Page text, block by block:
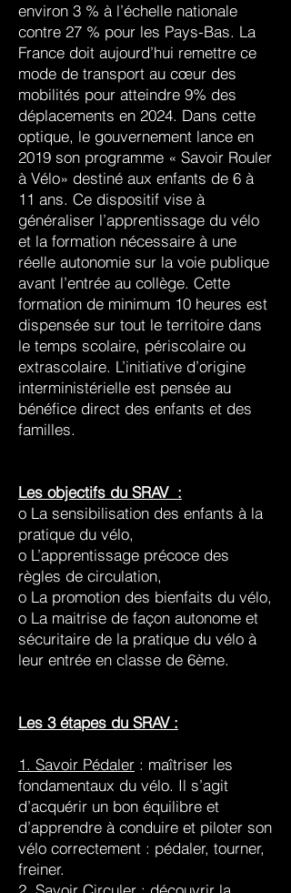
environ 3 % à l’échelle nationale
contre 27 % pour les Pays-Bas. La
France doit aujourd’hui remettre ce
mode de transport au cœur des
mobilités pour atteindre 9% des
déplacements en 2024. Dans cette
optique, le gouvernement lance en
2019 son programme « Savoir Rouler
à Vélo» destiné aux enfants de 6 à
11 ans. Ce dispositif vise à
généraliser l’apprentissage du vélo
et la formation nécessaire à une
réelle autonomie sur la voie publique
avant l’entrée au collège. Cette
formation de minimum 10 heures est
dispensée sur tout le territoire dans
le temps scolaire, périscolaire ou
extrascolaire. L’initiative d’origine
interministérielle est pensée au
bénéfice direct des enfants et des
familles.
Les objectifs du SRAV :
o La sensibilisation des enfants à la
pratique du vélo,
o L’apprentissage précoce des
règles de circulation,
o La promotion des bienfaits du vélo,
o La maitrise de façon autonome et
sécuritaire de la pratique du vélo à
leur entrée en classe de 6ème.
Les 3 étapes du SRAV :
1. Savoir Pédaler : maîtriser les
fondamentaux du vélo. Il s’agit
d’acquérir un bon équilibre et
d’apprendre à conduire et piloter son
vélo correctement : pédaler, tourner,
freiner.